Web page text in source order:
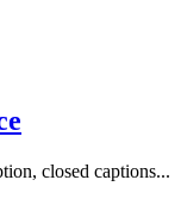
closed captions...